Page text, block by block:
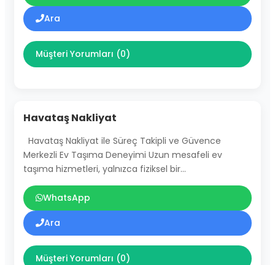
Ara
Müşteri Yorumları (0)
Havataş Nakliyat
Havataş Nakliyat ile Süreç Takipli ve Güvence
Merkezli Ev Taşıma Deneyimi Uzun mesafeli ev
taşıma hizmetleri, yalnızca fiziksel bir…
WhatsApp
Ara
Müşteri Yorumları (0)